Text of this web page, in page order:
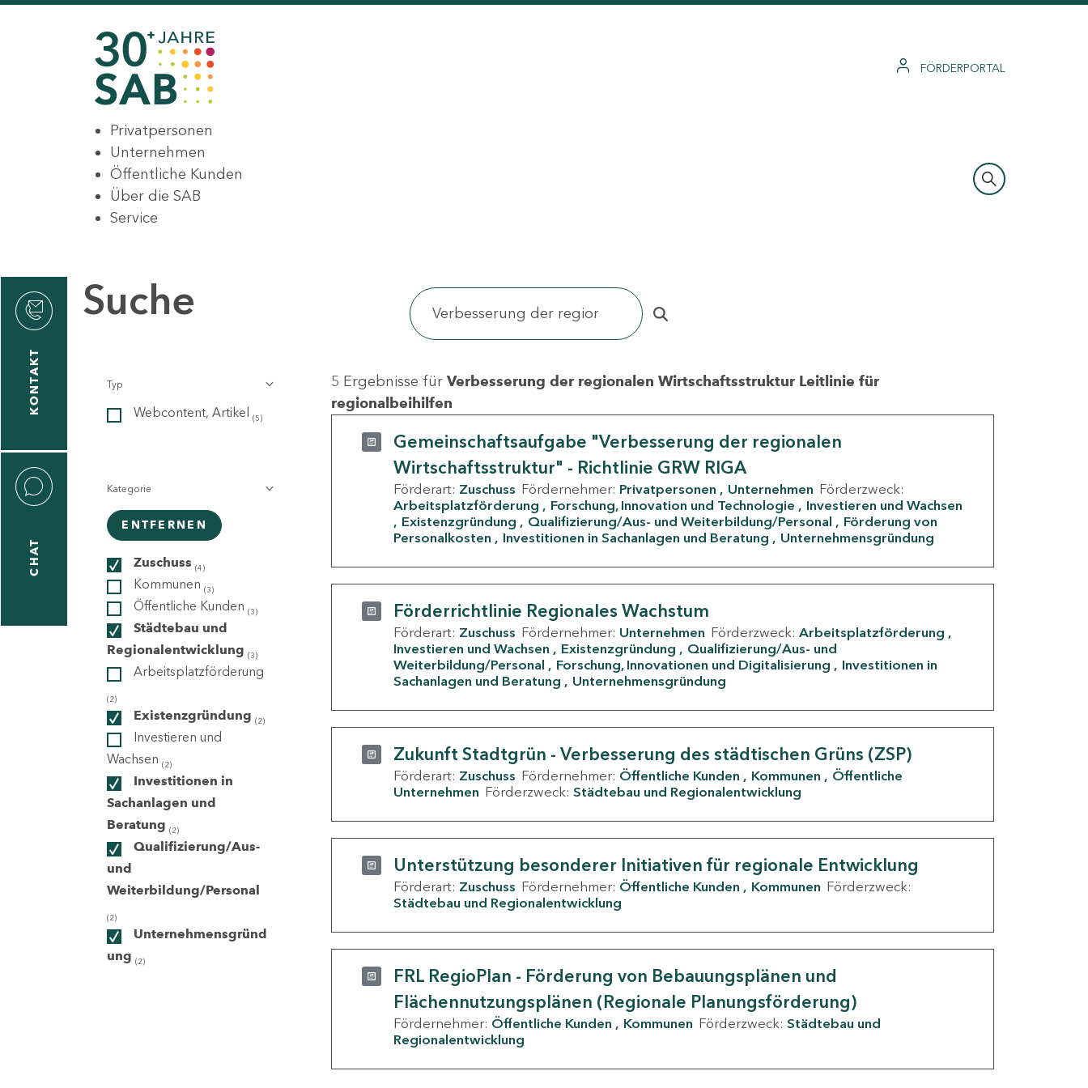
FÖRDERPORTAL
Privatpersonen
Unternehmen
Öffentliche Kunden
Über die SAB
Service
KONTAKT
CHAT
Suche
Typ
Webcontent, Artikel (5)
Kategorie
ENTFERNEN
Zuschuss (4)
Kommunen (3)
Öffentliche Kunden (3)
Städtebau und
Regionalentwicklung (3)
Arbeitsplatzförderung
(2)
Existenzgründung (2)
Investieren und
Wachsen (2)
Investitionen in
Sachanlagen und
Beratung (2)
Qualifizierung/Aus-
und
Weiterbildung/Personal
(2)
Unternehmensgründ
ung (2)
5 Ergebnisse für Verbesserung der regionalen Wirtschaftsstruktur Leitlinie für
regionalbeihilfen
Gemeinschaftsaufgabe "Verbesserung der regionalen
Wirtschaftsstruktur" - Richtlinie GRW RIGA
Förderart: Zuschuss Fördernehmer: Privatpersonen Unternehmen Förderzweck:
Arbeitsplatzförderung
Forschung, Innovation und Technologie
Investieren und Wachsen
Existenzgründung
Qualifizierung/Aus- und Weiterbildung/Personal
Förderung von
Personalkosten
Investitionen in Sachanlagen und Beratung Unternehmensgründung
Förderrichtlinie Regionales Wachstum
Förderart: Zuschuss Fördernehmer: Unternehmen Förderzweck: Arbeitsplatzförderung
Investieren und Wachsen
Existenzgründung
Qualifizierung/Aus- und
Weiterbildung/Personal
Forschung, Innovationen und Digitalisierung
Investitionen in
Sachanlagen und Beratung
Unternehmensgründung
Zukunft Stadtgrün - Verbesserung des städtischen Grüns (ZSP)
Förderart: Zuschuss Fördernehmer: Öffentliche Kunden Kommunen
Öffentliche
Unternehmen Förderzweck: Städtebau und Regionalentwicklung
Unterstützung besonderer Initiativen für regionale Entwicklung
Förderart: Zuschuss Fördernehmer: Öffentliche Kunden Kommunen Förderzweck:
Städtebau und Regionalentwicklung
FRL RegioPlan - Förderung von Bebauungsplänen und
Flächennutzungsplänen (Regionale Planungsförderung)
Fördernehmer: Öffentliche Kunden Kommunen Förderzweck: Städtebau und
Regionalentwicklung